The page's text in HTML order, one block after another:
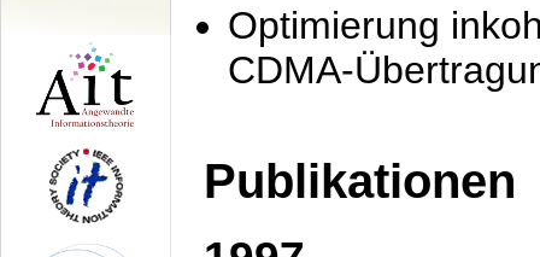
Optimierung
CDMA-
Publikationen